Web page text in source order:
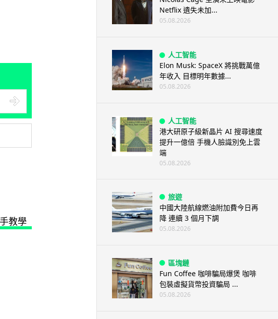
Netflix 遺失未加...
05.08.2026
人工智能
Elon Musk: SpaceX 將挑戰萬億
年收入 目標明年數據...
05.08.2026
人工智能
港大研原子級新晶片 AI 搜尋速度
提升一億倍 手機人臉識別免上雲
端
05.08.2026
旅遊
中國大陸航線燃油附加費今日再
降 連續 3 個月下調
05.08.2026
區塊鏈
Fun Coffee 咖啡騙局爆煲 咖啡
包裝虛擬貨幣投資騙局 ...
05.08.2026